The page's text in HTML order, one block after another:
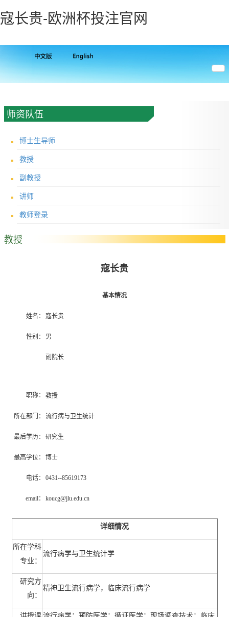
寇长贵-欧洲杯投注官网
师资队伍
博士生导师
教授
副教授
讲师
教师登录
教授
寇长贵
基本情况
姓名： 寇长贵
性别： 男
职称：
副院长
教授
所在部门： 流行病与卫生统计
最后学历： 研究生
最高学位： 博士
电话： 0431--85619173
email： koucg@jlu.edu.cn
详细情况
所在学科
专业：
流行病学与卫生统计学
研究方
向：
精神卫生流行病学，临床流行病学
讲授课 流行病学；预防医学；循证医学；现场调查技术；临床